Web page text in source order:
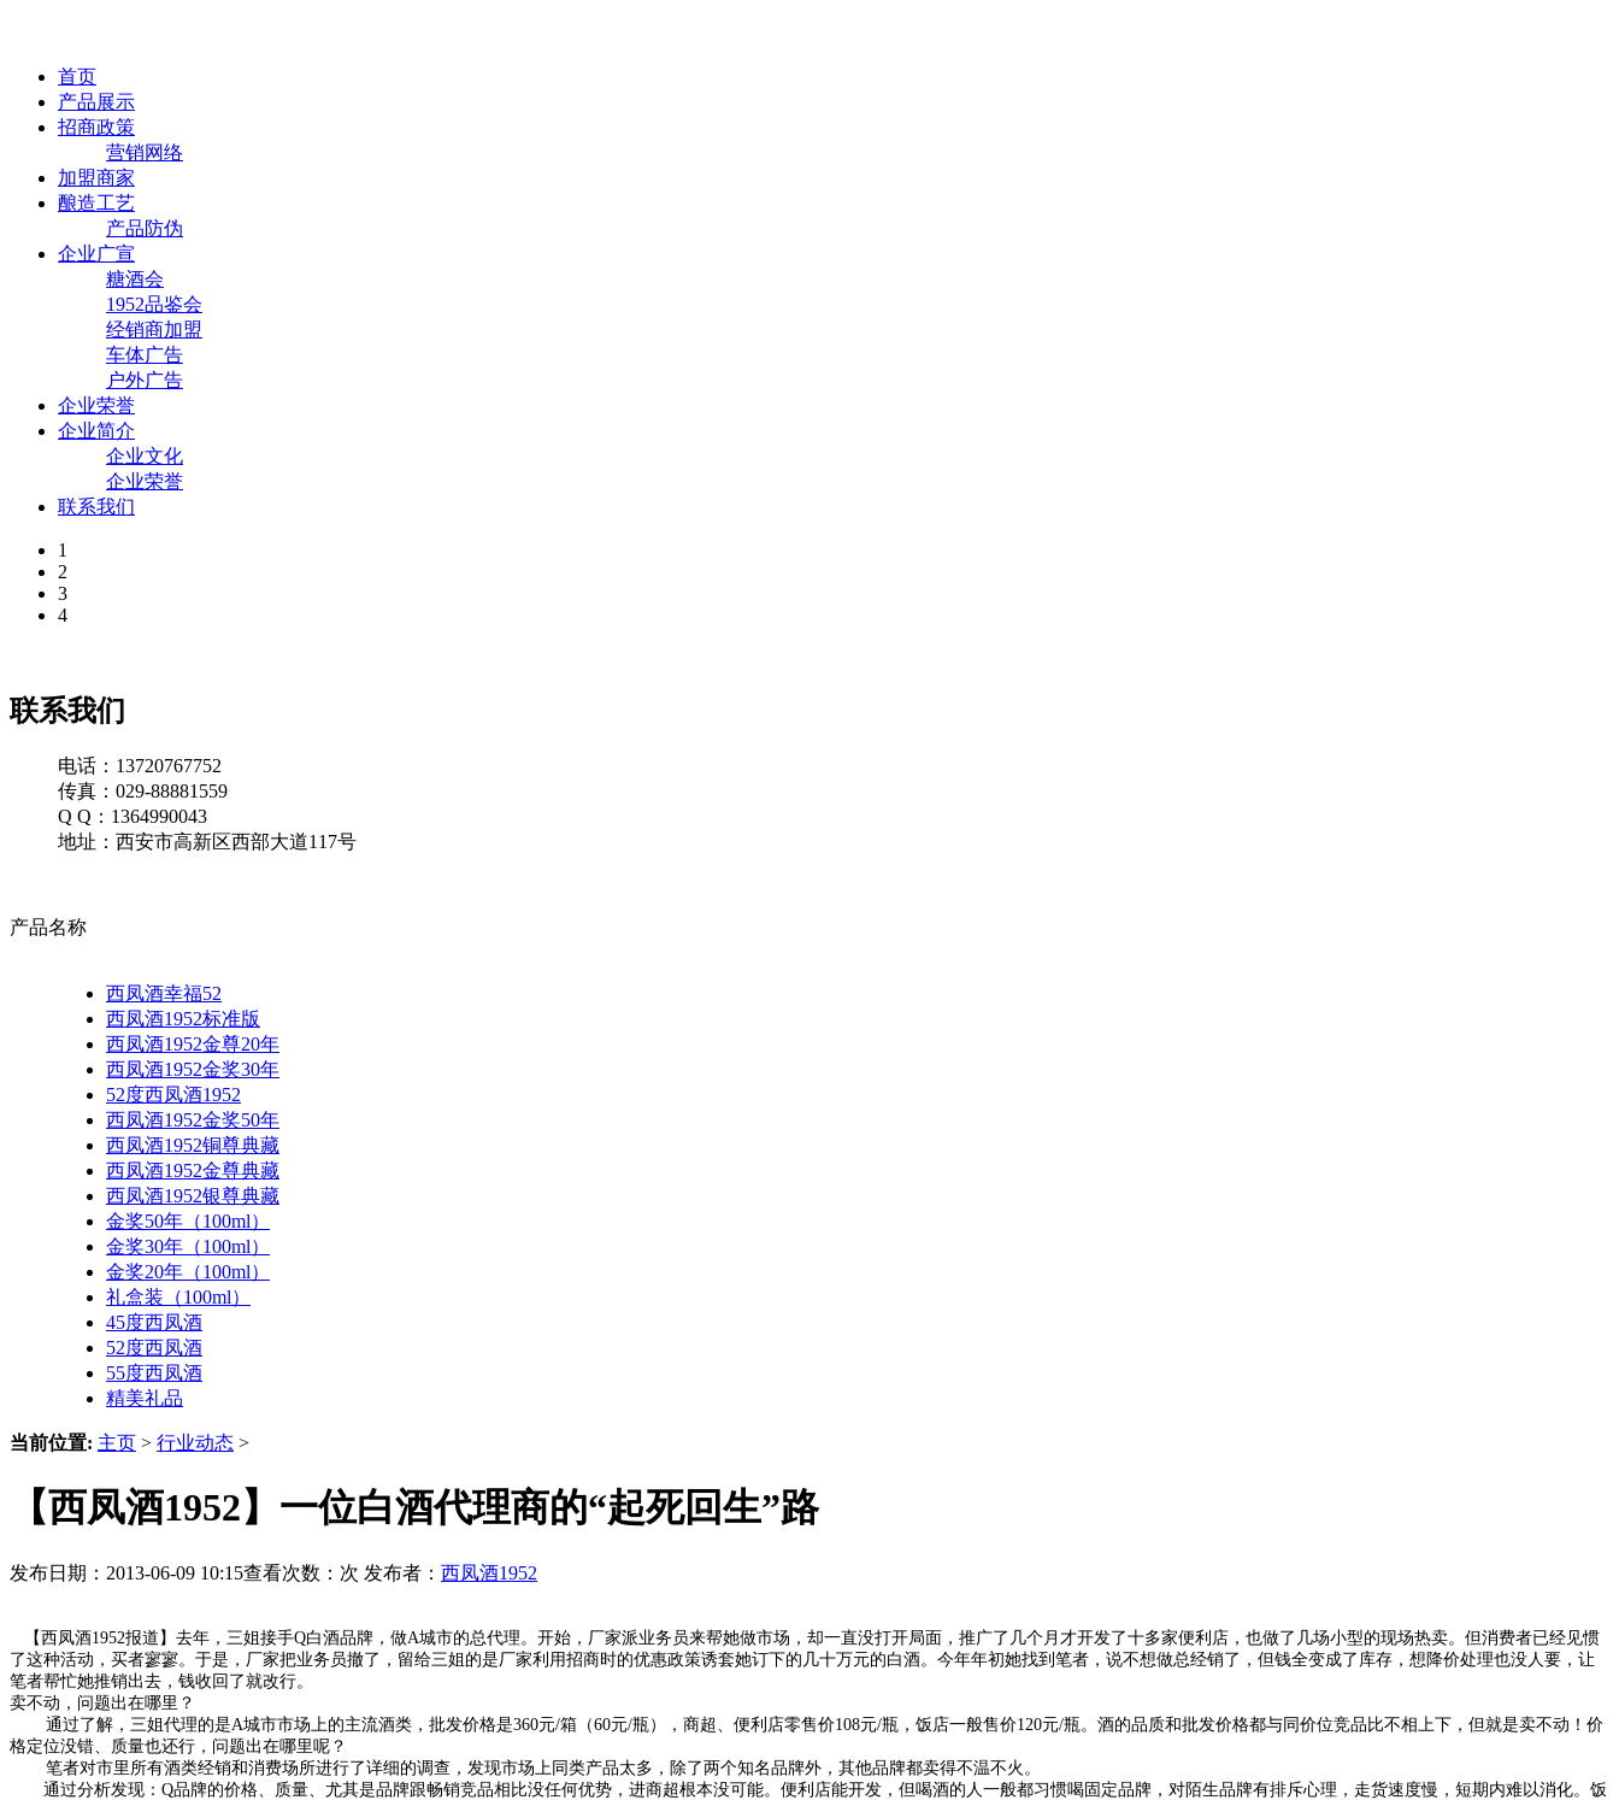
首页
产品展示
招商政策
营销网络
加盟商家
酿造工艺
产品防伪
企业广宣
糖酒会
1952品鉴会
经销商加盟
车体广告
户外广告
企业荣誉
企业简介
企业文化
企业荣誉
联系我们
1
2
3
4
联系我们
电话：13720767752
传真：029-88881559
Q Q：1364990043
地址：西安市高新区西部大道117号
产品名称
西凤酒幸福52
西凤酒1952标准版
西凤酒1952金尊20年
西凤酒1952金奖30年
52度西凤酒1952
西凤酒1952金奖50年
西凤酒1952铜尊典藏
西凤酒1952金尊典藏
西凤酒1952银尊典藏
金奖50年（100ml）
金奖30年（100ml）
金奖20年（100ml）
礼盒装（100ml）
45度西凤酒
52度西凤酒
55度西凤酒
精美礼品
当前位置: 主页 > 行业动态 >
【西凤酒1952】一位白酒代理商的“起死回生”路
发布日期：2013-06-09 10:15查看次数： 次 发布者： 西凤酒1952
【西凤酒1952报道】去年，三姐接手Q白酒品牌，做A城市的总代理。开始，厂家派业务员来帮她做市场，却一直没打开局面，推广了几个月才开发了十多家便利店，也做了几场小型的现场热卖。但消费者已经见惯
了这种活动，买者寥寥。于是，厂家把业务员撤了，留给三姐的是厂家利用招商时的优惠政策诱套她订下的几十万元的白酒。今年年初她找到笔者，说不想做总经销了，但钱全变成了库存，想降价处理也没人要，让
笔者帮忙她推销出去，钱收回了就改行。
卖不动，问题出在哪里？
通过了解，三姐代理的是A城市市场上的主流酒类，批发价格是360元/箱（60元/瓶），商超、便利店零售价108元/瓶，饭店一般售价120元/瓶。酒的品质和批发价格都与同价位竞品比不相上下，但就是卖不动！价
格定位没错、质量也还行，问题出在哪里呢？
笔者对市里所有酒类经销和消费场所进行了详细的调查，发现市场上同类产品太多，除了两个知名品牌外，其他品牌都卖得不温不火。
通过分析发现：Q品牌的价格、质量、尤其是品牌跟畅销竞品相比没任何优势，进商超根本没可能。便利店能开发，但喝酒的人一般都习惯喝固定品牌，对陌生品牌有排斥心理，走货速度慢，短期内难以消化。饭